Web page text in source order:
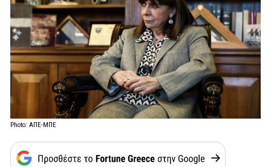
Photo: ΑΠΕ-ΜΠΕ